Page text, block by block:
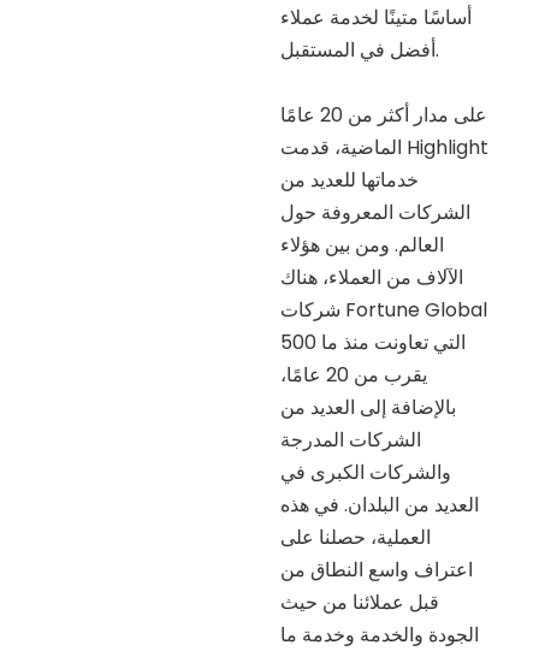
أساسًا متينًا لخدمة عملاء
أفضل في المستقبل.
على مدار أكثر من 20 عامًا
الماضية، قدمت Highlight
خدماتها للعديد من
الشركات المعروفة حول
العالم. ومن بين هؤلاء
الآلاف من العملاء، هناك
شركات Fortune Global
500 التي تعاونت منذ ما
يقرب من 20 عامًا،
بالإضافة إلى العديد من
الشركات المدرجة
والشركات الكبرى في
العديد من البلدان. في هذه
العملية، حصلنا على
اعتراف واسع النطاق من
قبل عملائنا من حيث
الجودة والخدمة وخدمة ما